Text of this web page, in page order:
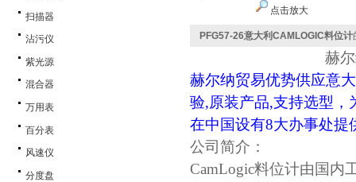
扫描器
沾污仪
紫光源
混合器
万用表
百分表
风速仪
分度盘
点击放大
PFG57-26意大利CAMLOGIC料位计
赫
赫尔纳贸易优势供应意
验,原装产品,支持选型，
在中国设有8大办事处提
公司简介：
CamLogic料位计由国内